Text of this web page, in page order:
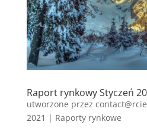
Raport rynkowy Styczeń
utworzone przez
2021 | Raporty rynkowe